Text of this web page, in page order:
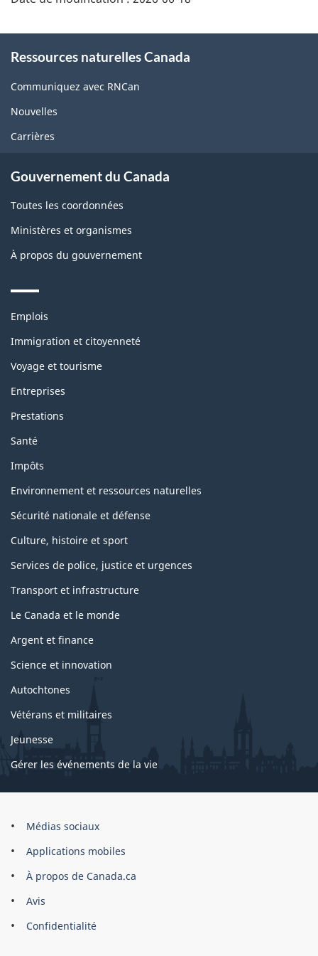
this
site
Ressources naturelles Canada
Communiquez avec RNCan
Nouvelles
Carrières
Gouvernement du Canada
Toutes les coordonnées
Ministères et organismes
À propos du gouvernement
Themes
topics
Emplois
Immigration et citoyenneté
Voyage et tourisme
Entreprises
Prestations
Santé
Impôts
Environnement et ressources naturelles
Sécurité nationale et défense
Culture, histoire et sport
Services de police, justice et urgences
Transport et infrastructure
Le Canada et le monde
Argent et finance
Science et innovation
Autochtones
Vétérans et militaires
Jeunesse
Gérer les événements de la vie
Organisation
gouvernement
du
Canada
Médias sociaux
Applications mobiles
À propos de Canada.ca
Avis
Confidentialité